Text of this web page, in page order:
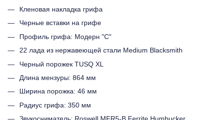
Кленовая накладка грифа
Черные вставки на грифе
Профиль грифа: Модерн "С"
22 лада из нержавеющей стали Medium Blacksmith
Черный порожек TUSQ XL
Длина мензуры: 864 мм
Ширина порожка: 46 мм
Радиус грифа: 350 мм